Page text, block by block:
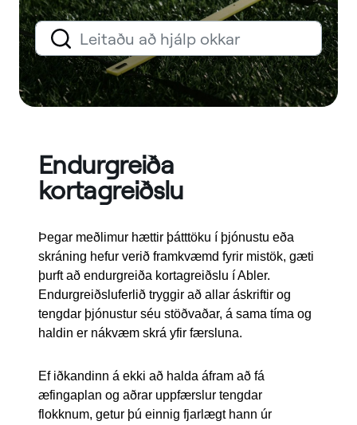
Endurgreiða
kortagreiðslu
Þegar meðlimur hættir þátttöku í þjónustu eða
skráning hefur verið framkvæmd fyrir mistök, gæti
þurft að endurgreiða kortagreiðslu í Abler.
Endurgreiðsluferlið tryggir að allar áskriftir og
tengdar þjónustur séu stöðvaðar, á sama tíma og
haldin er nákvæm skrá yfir færsluna.
Ef iðkandinn á ekki að halda áfram að fá
æfingaplan og aðrar uppfærslur tengdar
flokknum, getur þú einnig fjarlægt hann úr